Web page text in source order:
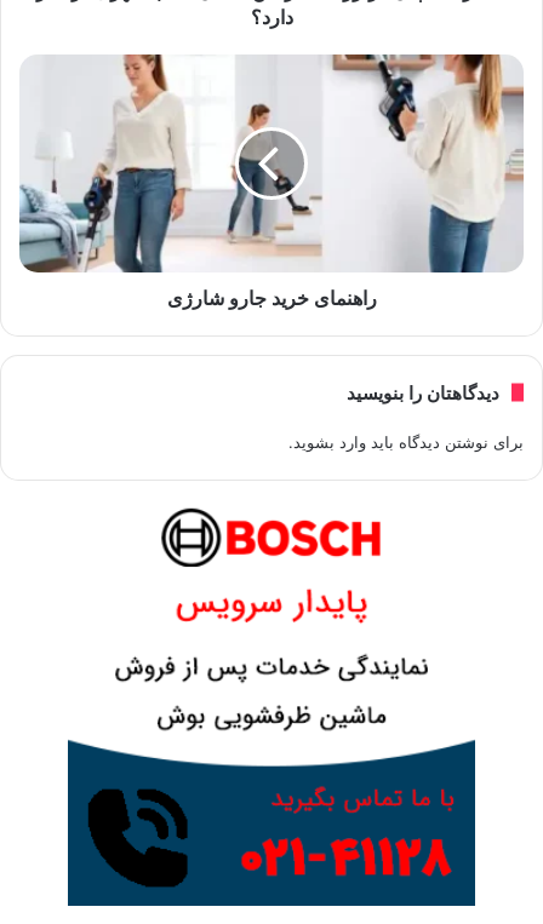
دارد؟
راهنمای خرید جارو شارژی
دیدگاهتان را بنویسید
برای نوشتن دیدگاه باید وارد بشوید.